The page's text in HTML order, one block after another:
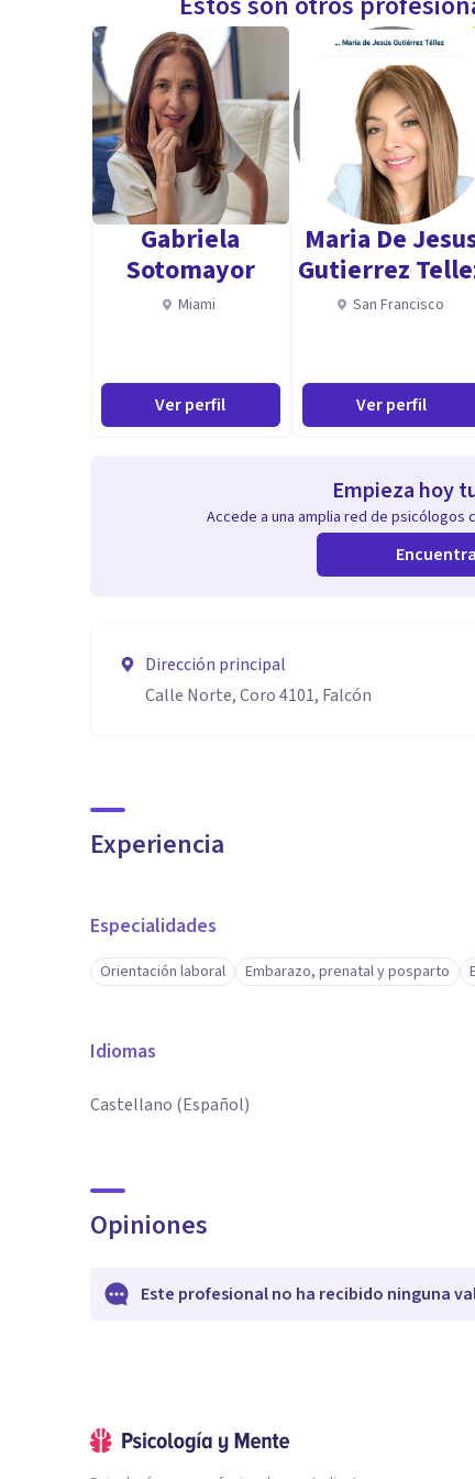
Gabriela
Sotomayor
Miami
Ver perfil
Maria De
Gutierrez
San Francisco
Ver perfil
Empieza hoy
Accede a una amplia red de psicólogos
Dirección principal
Calle Norte, Coro 4101, Falcón
Experiencia
Especialidades
Orientación laboral Embarazo, prenatal y posparto
Idiomas
Castellano (Español)
Opiniones
Este profesional no ha recibido ninguna